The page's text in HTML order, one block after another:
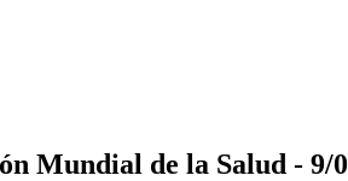
Mundial de la Salud - 9/